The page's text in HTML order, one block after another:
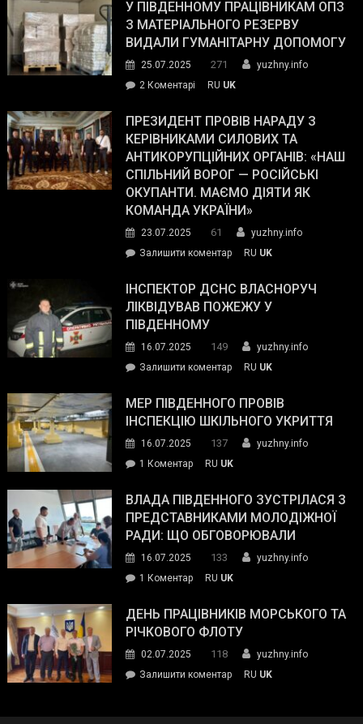
завойовує
симпатії
виборців
The
Street
Journal.
У ПІВДЕННОМУ ПРАЦІВНИКАМ ОПЗ
З МАТЕРІАЛЬНОГО РЕЗЕРВУ
ВИДАЛИ ГУМАНІТАРНУ ДОПОМОГУ
25.07.2025 271
yuzhny.info
2 Коментарі
Південному
працівникам
ОПЗ
з
матеріального
резерву
гуманітарну
допомогу
RU UK
ПРЕЗИДЕНТ ПРОВІВ НАРАДУ З
КЕРІВНИКАМИ СИЛОВИХ ТА
АНТИКОРУПЦІЙНИХ ОРГАНІВ: «НАШ
СПІЛЬНИЙ ВОРОГ — РОСІЙСЬКІ
ОКУПАНТИ. МАЄМО ДІЯТИ ЯК
КОМАНДА УКРАЇНИ»
23.07.2025 61
yuzhny.info
Залишити коментарon
провів
нараду
силових
та
органів:
«Наш
спільний
окупанти.
Маємо
діяти
команда
RU UK
ІНСПЕКТОР ДСНС ВЛАСНОРУЧ
ЛІКВІДУВАВ ПОЖЕЖУ У
ПІВДЕННОМУ
16.07.2025 149
yuzhny.info
Залишити коментарon
ДСНС
власноруч
пожежу
у
RU UK
МЕР ПІВДЕННОГО ПРОВІВ
ІНСПЕКЦІЮ ШКІЛЬНОГО УКРИТТЯ
16.07.2025 137
yuzhny.info
1 Коментардо
Південного
провів
інспекцію
RU UK
ВЛАДА ПІВДЕННОГО ЗУСТРІЛАСЯ З
ПРЕДСТАВНИКАМИ МОЛОДІЖНОЇ
РАДИ: ЩО ОБГОВОРЮВАЛИ
16.07.2025 133
yuzhny.info
1 Коментардо
Південного
зустрілася
представниками
молодіжної
RU UK
ДЕНЬ ПРАЦІВНИКІВ МОРСЬКОГО ТА
РІЧКОВОГО ФЛОТУ
02.07.2025 118
yuzhny.info
Залишити коментарon
RU UK